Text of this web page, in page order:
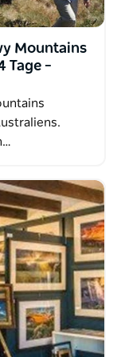
Mountains
Tage –